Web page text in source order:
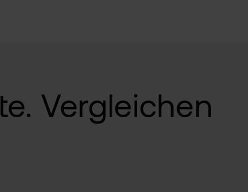
Bitcoin und weitere liquide Kryptowerte
Spreadsbei handelsüblichem Ordervolumen
Vergleichen